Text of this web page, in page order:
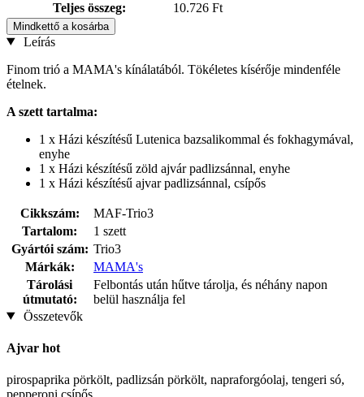
Teljes összeg:
10.726 Ft
Mindkettő a kosárba
Leírás
Finom trió a MAMA's kínálatából. Tökéletes kísérője mindenféle
ételnek.
A szett tartalma:
1 x Házi készítésű Lutenica bazsalikommal és fokhagymával,
enyhe
1 x Házi készítésű zöld ajvár padlizsánnal, enyhe
1 x Házi készítésű ajvar padlizsánnal, csípős
Cikkszám:
MAF-Trio3
Tartalom:
1 szett
Gyártói szám: Trio3
Márkák:
MAMA's
Tárolási
útmutató:
Felbontás után hűtve tárolja, és néhány napon
belül használja fel
Összetevők
Ajvar hot
pirospaprika pörkölt, padlizsán pörkölt, napraforgóolaj, tengeri só,